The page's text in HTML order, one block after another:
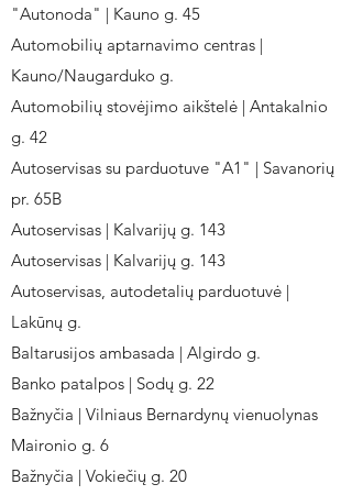
"Autonoda" | Kauno g. 45
Automobilių aptarnavimo centras |
Kauno/Naugarduko g.
Automobilių stovėjimo aikštelė | Antakalnio
g. 42
Autoservisas su parduotuve "A1" | Savanorių
pr. 65B
Autoservisas | Kalvarijų g. 143
Autoservisas | Kalvarijų g. 143
Autoservisas, autodetalių parduotuvė |
Lakūnų g.
Baltarusijos ambasada | Algirdo g.
Banko patalpos | Sodų g. 22
Bažnyčia | Vilniaus Bernardynų vienuolynas
Maironio g. 6
Bažnyčia | Vokiečių g. 20